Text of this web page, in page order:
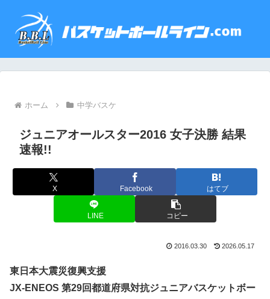
ホーム 中学バスケ
ジュニアオールスター2016 女子決勝 結果
速報!!
X Facebook はてブ
LINE コピー
2016.03.30 2026.05.17
東日本大震災復興支援
JX-ENEOS 第29回都道府県対抗ジュニアバスケットボー